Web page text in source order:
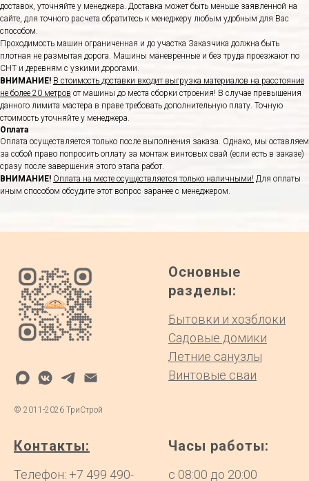
доставок, уточняйте у менеджера. Доставка может быть меньше заявленной на
сайте, для точного расчета обратитесь к менеджеру любым удобным для Вас
способом.
Проходимость машин ограниченная и до участка Заказчика должна быть
плотная не размытая дорога. Машины маневренные и без труда проезжают по
СНТ и деревням с узкими дорогами.
ВНИМАНИЕ! В стоимость доставки входит выгрузка материалов на расстояние
не более 20 метров от машины до места сборки строения! В случае превышения
данного лимита мастера в праве требовать дополнительную плату. Точную
стоимость уточняйте у менеджера.
Оплата
Оплата осуществляется только после выполнения заказа. Однако, мы оставляем
за собой право попросить оплату за монтаж винтовых свай (если есть в заказе)
сразу после завершения этого этапа работ.
ВНИМАНИЕ! Оплата на месте осуществляется только наличными! Для оплаты
иным способом обсудите этот вопрос заранее с менеджером.
© 2011-2026 ТриСтрой
Основные
разделы:
Бытовки и хозблоки
Садовые домики
Летние санузлы
Винтовые сваи
Контакты:
Телефон: +7 499 490-
Часы работы:
с 08:00 до 20:00